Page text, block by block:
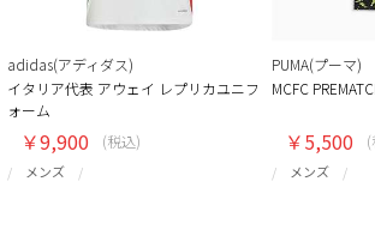
adidas(アディダス)
イタリア代表 アウェイ レプリカユニフ
ォーム
メンズ
￥9,900 (税込)
PUMA(プーマ)
MCFC
メンズ
￥5,500